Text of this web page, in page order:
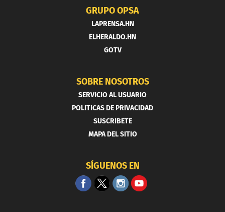
GRUPO OPSA
LAPRENSA.HN
ELHERALDO.HN
GOTV
SOBRE NOSOTROS
SERVICIO AL USUARIO
POLITICAS DE PRIVACIDAD
SUSCRIBETE
MAPA DEL SITIO
SÍGUENOS EN